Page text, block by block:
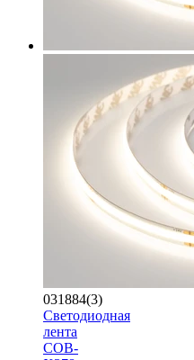
031884(3)
Светодиодная
лента
COB-